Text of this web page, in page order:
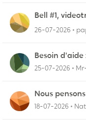
Bell #1,
26-07-2026
Besoin
vérifier l'UPnP
25-07-2026
Nous
18-07-2026